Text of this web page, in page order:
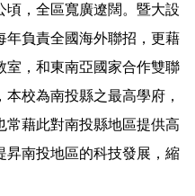
頃，全區寬廣遼闊。暨大設
年負責全國海外聯招，更藉
室，和東南亞國家合作雙聯
校為南投縣之最高學府，
常藉此對南投縣地區提供高
昇南投地區的科技發展，縮